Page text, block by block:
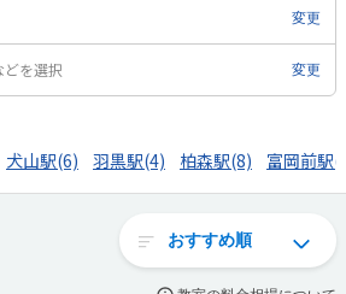
変更
どを選択 変更
犬山駅(6) 羽黒駅(4) 柏森駅(8) 富岡前駅